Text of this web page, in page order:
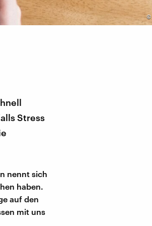
©
Stress
nennt sich
haben.
auf den
mit uns